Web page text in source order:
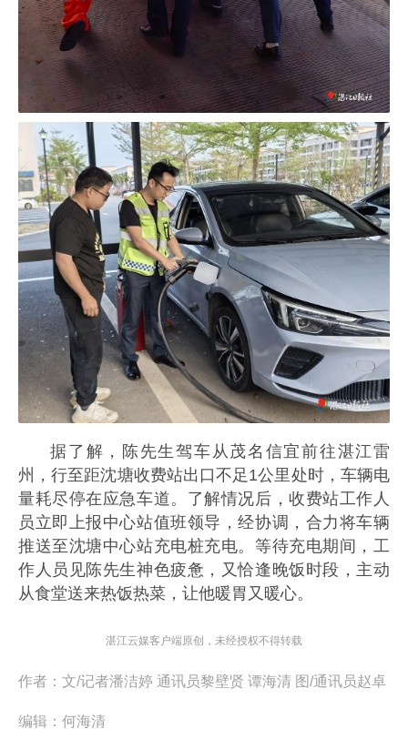
据了解，陈先生驾车从茂名信宜前往湛江雷
州，行至距沈塘收费站出口不足1公里处时，车辆电
量耗尽停在应急车道。了解情况后，收费站工作人
员立即上报中心站值班领导，经协调，合力将车辆
推送至沈塘中心站充电桩充电。 等待充电期间，工
作人员见陈先生神色疲惫，又恰逢晚饭时段，主动
从食堂送来热饭热菜，让他暖胃又暖心。
湛江云媒客户端原创，未经授权不得转载
作者： 文/记者潘洁婷 通讯员黎壁贤 谭海清 图/通讯员赵卓
编辑： 何海清